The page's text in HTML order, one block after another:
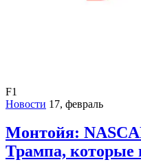
F1
Новости 17, февраль
Монтойя:
Трампа, которые